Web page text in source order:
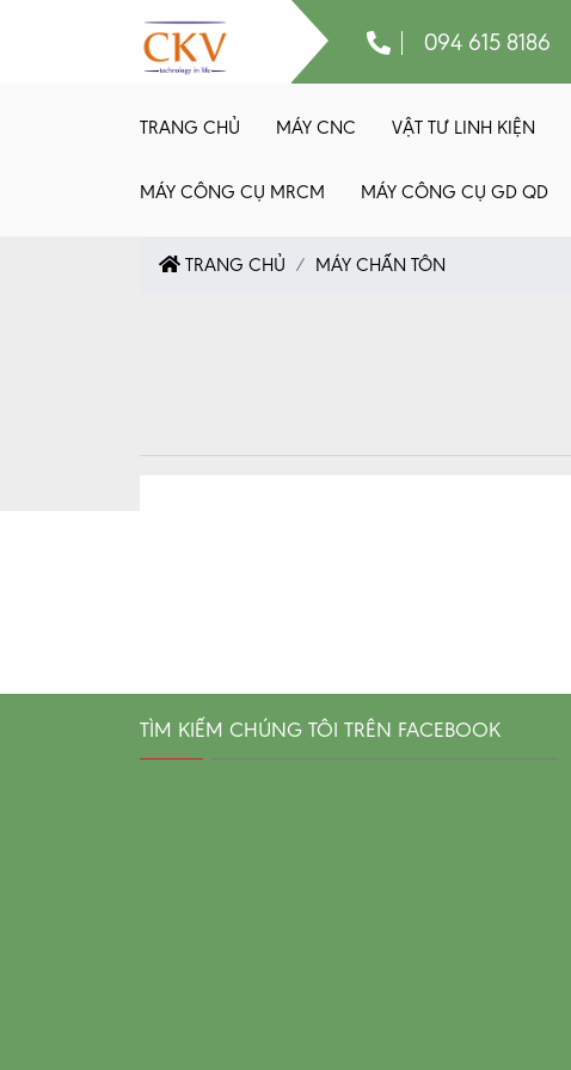
094 615 8186
TRANG CHỦ MÁY CNC VẬT TƯ LINH KIỆN
MÁY CÔNG CỤ MRCM MÁY CÔNG CỤ GD QD
TRANG CHỦ MÁY CHẤN TÔN
TÌM KIẾM CHÚNG TÔI TRÊN FACEBOOK